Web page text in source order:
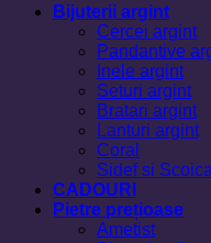
Bijuterii argint
Cercei argint
Pandantive
Inele argint
Seturi argint
Bratari argint
Lanturi argint
Coral
Sidef si Scoica
CADOURI
Pietre prețioase
Ametist